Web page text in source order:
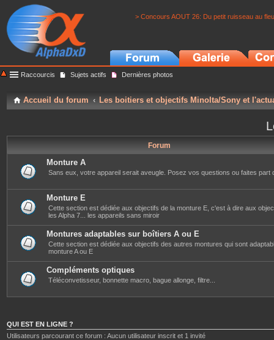
> Concours AOUT 26: Du petit ruisseau au
Raccourcis Sujets actifs Dernières photos
Accueil du forum Les boitiers et objectifs Minolta/Sony et
Forum
Monture A
Sans eux, votre appareil serait aveugle. Posez vos questions ou faites part
Monture E
Cette section est dédiée aux objectifs de la monture E, c'est à dire aux
les Alpha 7... les appareils sans miroir
Montures adaptables sur boîtiers A ou E
Cette section est dédiée aux objectifs des autres montures qui sont
monture A ou E
Compléments optiques
Téléconvetisseur, bonnette macro, bague allonge, filtre...
QUI EST EN LIGNE ?
Utilisateurs parcourant ce forum : Aucun utilisateur inscrit et 1 invité